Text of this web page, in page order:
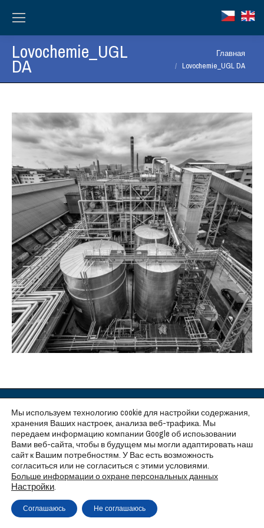
Lovochemie_UGL
DA
Главная
Lovochemie_UGL DA
Copyright © Weiron Dynamics, s.r.o. |Tvorba webových stránekaSEO
Мы используем технологию cookie для настройки содержания,
хранения Ваших настроек, анализа веб-трафика. Мы
передаем информацию компании Google об испоьзовании
Вами веб-сайта, чтобы в будущем мы могли адаптировать наш
сайт к Вашим потребностям. У Вас есть возможность
согласиться или не согласиться с этими условиями.
Больше информации о охране персональных данных
Настройки.
Соглашаюсь Не соглашаюсь